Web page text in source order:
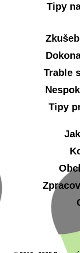
Tipy
Trable
Tipy